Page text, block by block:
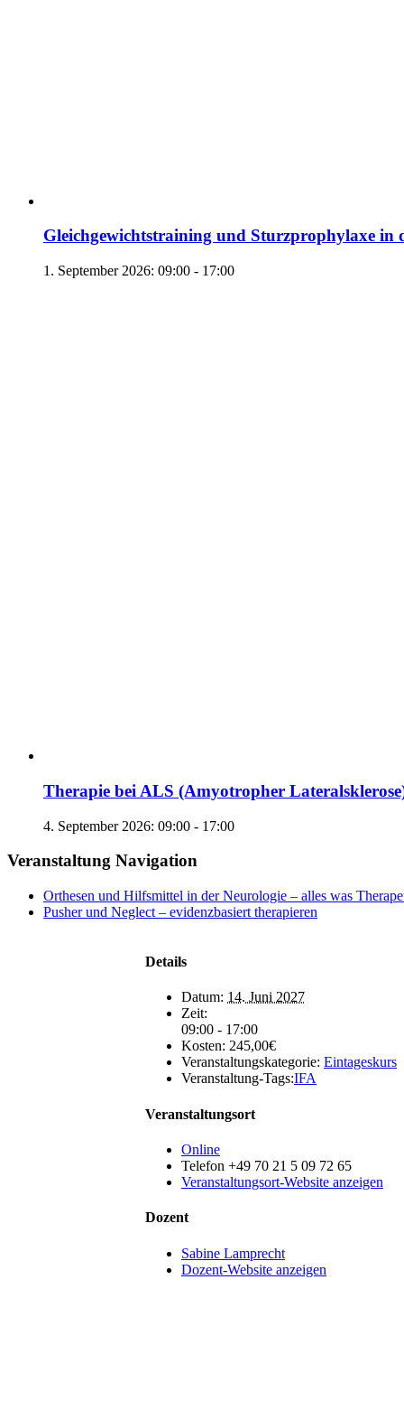
Gleichgewichtstraining und Sturzprophylaxe in
1. September 2026: 09:00 - 17:00
Therapie bei ALS (Amyotropher
4. September 2026: 09:00 - 17:00
Veranstaltung Navigation
Orthesen und Hilfsmittel in der Neurologie – alles was
Pusher und Neglect – evidenzbasiert therapieren
Details
Datum: 14. Juni 2027
Zeit:
09:00 - 17:00
Kosten: 245,00€
Veranstaltungskategorie: Eintageskurs
Veranstaltung-Tags:IFA
Veranstaltungsort
Online
Telefon +49 70 21 5 09 72 65
Veranstaltungsort-Website anzeigen
Dozent
Sabine Lamprecht
Dozent-Website anzeigen